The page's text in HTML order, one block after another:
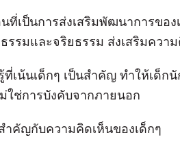
ที่เป็นการส่งเสริมพัฒนาการขอ
มและจริยธรรม ส่งเสริมความ
เน้นเด็กๆ เป็นสำคัญ ทำให้เด็กนั
ใช่การบังคับจากภายนอก
ำคัญกับความคิดเห็นของเด็กๆ